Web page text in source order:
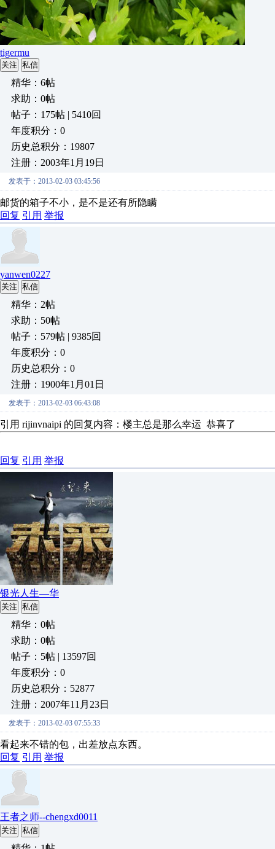
tigermu
关注 私信
精华：6帖
求助：0帖
帖子：175帖 | 5410回
年度积分：0
历史总积分：19807
注册：2003年1月19日
发表于：2013-02-03 03:45:56
邮货的箱子不小，是不是还有所隐瞒
回复 引用 举报
yanwen0227
关注 私信
精华：2帖
求助：50帖
帖子：579帖 | 9385回
年度积分：0
历史总积分：0
注册：1900年1月01日
发表于：2013-02-03 06:43:08
引用 rijinvnaipi 的回复内容：楼主总是那么幸运 恭喜了
回复 引用 举报
银光人生—华
关注 私信
精华：0帖
求助：0帖
帖子：5帖 | 13597回
年度积分：0
历史总积分：52877
注册：2007年11月23日
发表于：2013-02-03 07:55:33
看起来不错的包，出差放点东西。
回复 引用 举报
王者之师--chengxd0011
关注 私信